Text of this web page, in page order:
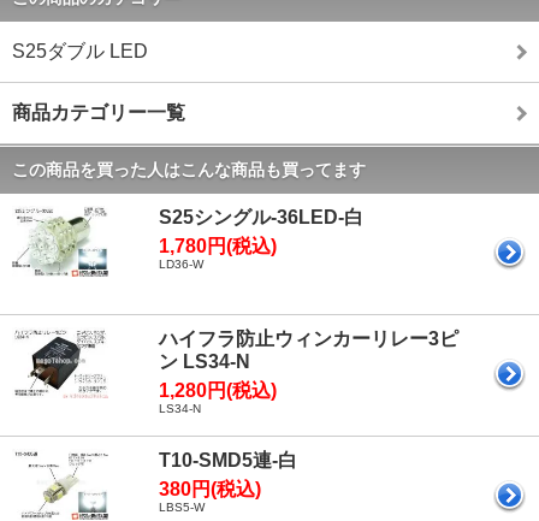
S25ダブル LED
商品カテゴリー一覧
この商品を買った人はこんな商品も買ってます
S25シングル-36LED-白
1,780円(税込)
LD36-W
ハイフラ防止ウィンカーリレー3ピ
ン LS34-N
1,280円(税込)
LS34-N
T10-SMD5連-白
380円(税込)
LBS5-W